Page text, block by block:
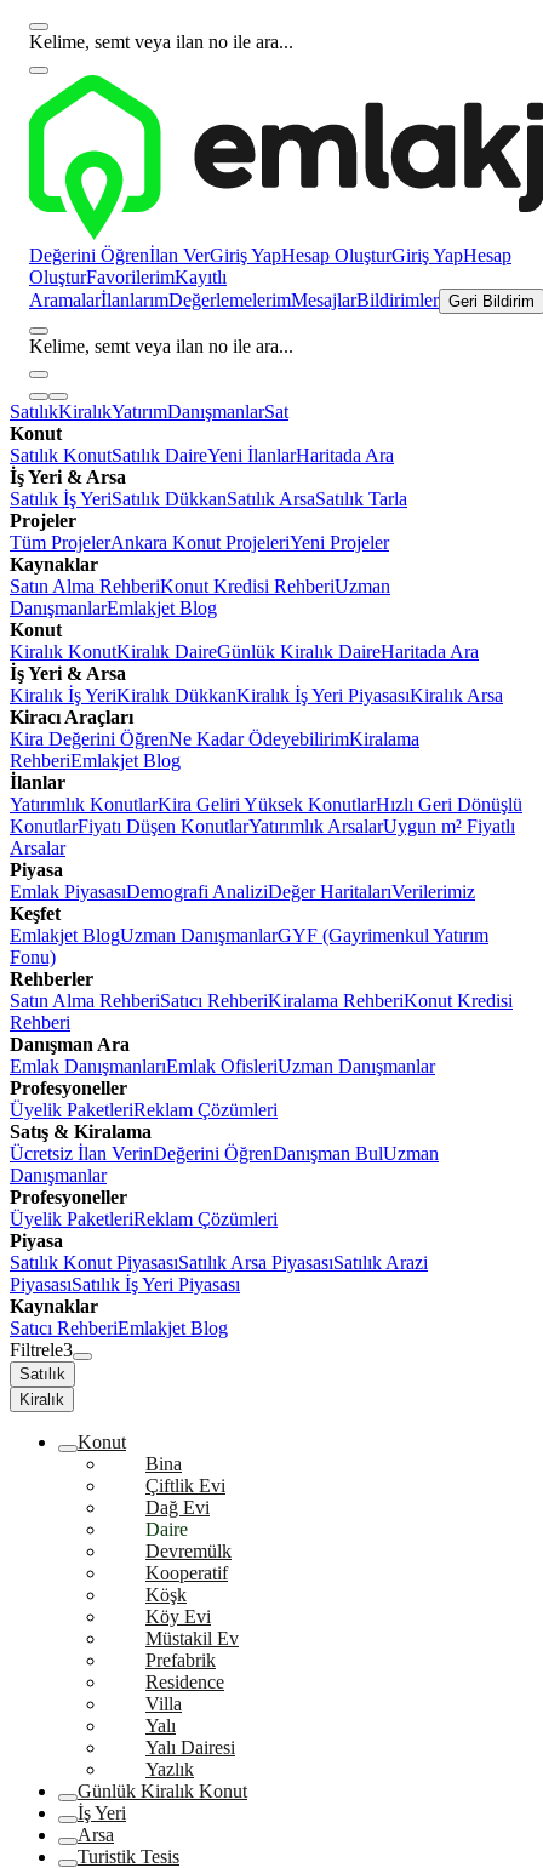
Kelime, semt veya ilan no ile ara...
Değerini Öğrenİlan VerGiriş YapHesap OluşturGiriş YapHesap
OluşturFavorilerimKayıtlı
AramalarİlanlarımDeğerlemelerimMesajlarBildirimler Geri Bildirim
Kelime, semt veya ilan no ile ara...
SatılıkKiralıkYatırımDanışmanlarSat
Konut
Satılık KonutSatılık DaireYeni İlanlarHaritada Ara
İş Yeri & Arsa
Satılık İş YeriSatılık DükkanSatılık ArsaSatılık Tarla
Projeler
Tüm ProjelerAnkara Konut ProjeleriYeni Projeler
Kaynaklar
Satın Alma RehberiKonut Kredisi RehberiUzman
DanışmanlarEmlakjet Blog
Konut
Kiralık KonutKiralık DaireGünlük Kiralık DaireHaritada Ara
İş Yeri & Arsa
Kiralık İş YeriKiralık DükkanKiralık İş Yeri PiyasasıKiralık Arsa
Kiracı Araçları
Kira Değerini ÖğrenNe Kadar ÖdeyebilirimKiralama
RehberiEmlakjet Blog
İlanlar
Yatırımlık KonutlarKira Geliri Yüksek KonutlarHızlı Geri Dönüşlü
KonutlarFiyatı Düşen KonutlarYatırımlık ArsalarUygun m² Fiyatlı
Arsalar
Piyasa
Emlak PiyasasıDemografi AnaliziDeğer HaritalarıVerilerimiz
Keşfet
Emlakjet BlogUzman DanışmanlarGYF (Gayrimenkul Yatırım
Fonu)
Rehberler
Satın Alma RehberiSatıcı RehberiKiralama RehberiKonut Kredisi
Rehberi
Danışman Ara
Emlak DanışmanlarıEmlak OfisleriUzman Danışmanlar
Profesyoneller
Üyelik PaketleriReklam Çözümleri
Satış & Kiralama
Ücretsiz İlan VerinDeğerini ÖğrenDanışman BulUzman
Danışmanlar
Profesyoneller
Üyelik PaketleriReklam Çözümleri
Piyasa
Satılık Konut PiyasasıSatılık Arsa PiyasasıSatılık Arazi
PiyasasıSatılık İş Yeri Piyasası
Kaynaklar
Satıcı RehberiEmlakjet Blog
Filtrele3
Satılık
Kiralık
Konut
Bina
Çiftlik Evi
Dağ Evi
Daire
Devremülk
Kooperatif
Köşk
Köy Evi
Müstakil Ev
Prefabrik
Residence
Villa
Yalı
Yalı Dairesi
Yazlık
Günlük Kiralık Konut
İş Yeri
Arsa
Turistik Tesis